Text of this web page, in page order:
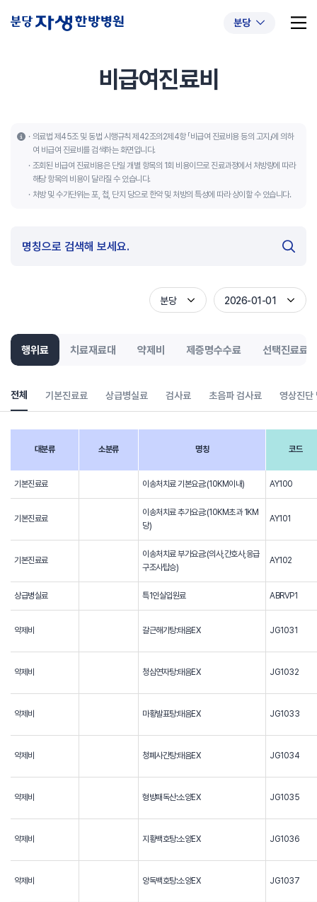
분당
#초음파약침 #척추압박골절
#교통사고후유증
#추나요법
비급여진료비
의료법 제45조 및 동법 시행규칙 제42조의2제4항 「비급여 진료비용 등의 고지」에 의하
여 비급여 진료비를 검색하는 화면입니다.
조회된 비급여 진료비용은 단일 개별 항목의 1회 비용이므로 진료과정에서 처방량에 따라
해당 항목의 비용이 달라질 수 있습니다.
처방 및 수가단위는 포, 첩, 단지 당으로 한약 및 처방의 특성에 따라 상이할 수 있습니다.
분당 2026-01-01
행위료 치료재료대 약제비 제증명수수료 선택진료료
전체 기본진료료 상급병실료 검사료 초음파 검사료 영상진단
대분류 소분류 명칭 코드
기본진료료 이송처치료 기본요금:(10KM이내) AY100
기본진료료
이송처치료 추가요금:(10KM초과 1KM
당)
AY101
기본진료료
이송처치료 부가요금:(의사,간호사,응급
구조사탑승)
AY102
상급병실료 특1인실입원료 ABRVP1
약제비 갈근해기탕:태음EX JG1031
약제비 청심연자탕:태음EX JG1032
약제비 마황발표탕:태음EX JG1033
약제비 청폐사간탕:태음EX JG1034
약제비 형방패독산:소양EX JG1035
약제비 지황백호탕:소양EX JG1036
약제비 양독백호탕:소양EX JG1037